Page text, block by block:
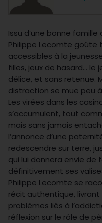
Issu d’une bonne
Philippe Lecomte goûte
accessibles à la
filles, jeux de hasard… le
délice, et sans retenue.
distraction se mue peu
Les virées dans les
s’accumulent, tout
mais sans jamais
l’annonce d’une
redescendre sur terre,
qui lui donnera envie
définitivement ses
Philippe Lecomte se
récit authentique,
problèmes liés à
réflexion sur le rôle de